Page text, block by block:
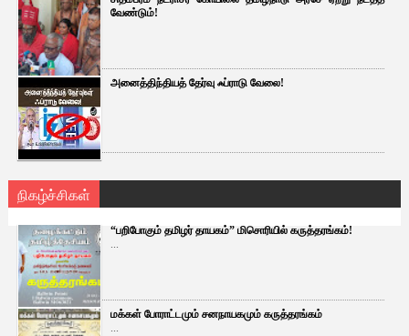
வேண்டும்!
அனைத்திந்தியத் தேர்வு ஃப்ராடு வேலை!
நிகழ்ச்சிகள்
“பறிபோகும் தமிழர் தாயகம்” மிசொரியில் கருத்தரங்கம்!
...
மக்கள் போராட்டமும் சனநாயகமும் கருத்தரங்கம்
...